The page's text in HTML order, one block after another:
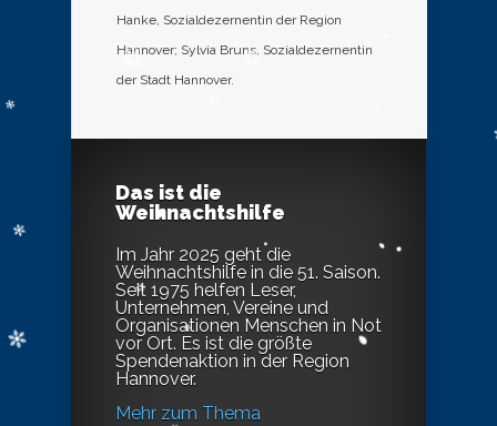
Hanke, Sozialdezernentin der Region
Hannover; Sylvia Bruns, Sozialdezernentin
der Stadt Hannover.
Das ist die
Weihnachtshilfe
Im Jahr 2025 geht die
Weihnachtshilfe in die 51. Saison.
Seit 1975 helfen Leser,
Unternehmen, Vereine und
Organisationen Menschen in Not
vor Ort. Es ist die größte
Spendenaktion in der Region
Hannover.
Mehr zum Thema